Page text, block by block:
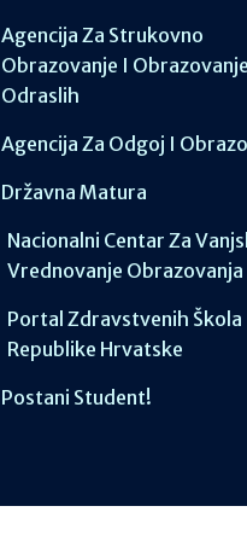
Agencija Za Strukovno
Obrazovanje I Obrazovanje
Odraslih
Agencija Za Odgoj I
Državna Matura
Nacionalni Centar Za
Vrednovanje Obrazovanja
Portal Zdravstvenih Škola
Republike Hrvatske
Postani Student!